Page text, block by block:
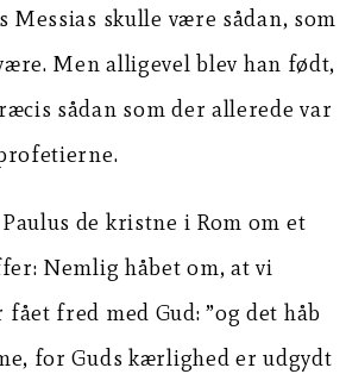
Messias skulle være sådan, som
Men alligevel blev han født,
sådan som der allerede var
de kristne i Rom om et
Nemlig håbet om, at vi
fået fred med Gud: ”og det håb
for Guds kærlighed er udgydt